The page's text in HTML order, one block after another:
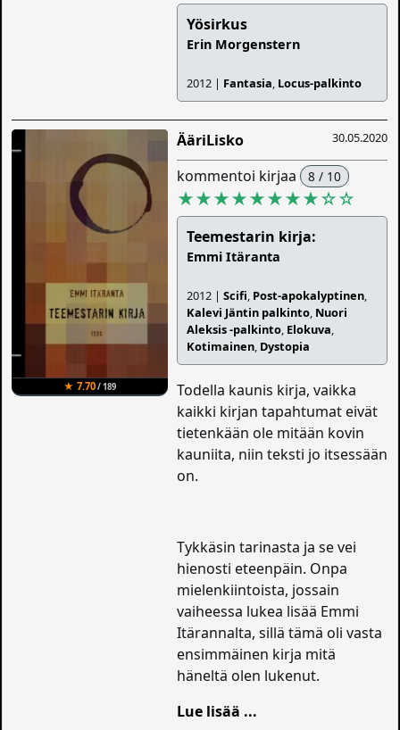
Yösirkus
Erin Morgenstern
2012 | Fantasia, Locus-palkinto
★ 7.70/ 189
30.05.2020
ÄäriLisko
kommentoi kirjaa 8 / 10
★★★★★★★★☆☆
Teemestarin kirja:
Emmi Itäranta
2012 |Scifi, Post-apokalyptinen,
Kalevi Jäntin palkinto, Nuori
Aleksis -palkinto, Elokuva,
Kotimainen, Dystopia
Todella kaunis kirja, vaikka
kaikki kirjan tapahtumat eivät
tietenkään ole mitään kovin
kauniita, niin teksti jo itsessään
on.
Tykkäsin tarinasta ja se vei
hienosti eteenpäin. Onpa
mielenkiintoista, jossain
vaiheessa lukea lisää Emmi
Itärannalta, sillä tämä oli vasta
ensimmäinen kirja mitä
häneltä olen lukenut.
Lue lisää ...